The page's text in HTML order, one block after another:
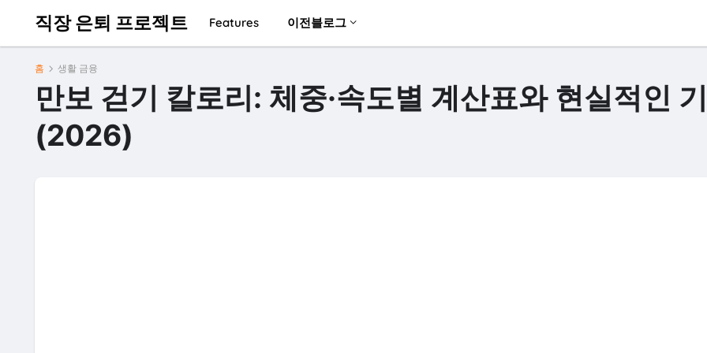
직장 은퇴 프로젝트 Features 이전블로그
홈 생활 금융
만보 걷기 칼로리: 체중·속도별 계산표와 현실적인
(2026)